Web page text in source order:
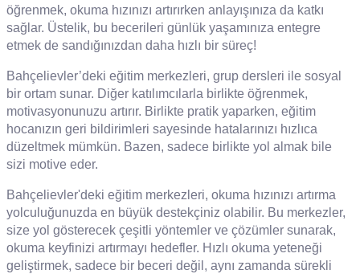
öğrenmek, okuma hızınızı artırırken anlayışınıza da katkı
sağlar. Üstelik, bu becerileri günlük yaşamınıza entegre
etmek de sandığınızdan daha hızlı bir süreç!
Bahçelievler’deki eğitim merkezleri, grup dersleri ile sosyal
bir ortam sunar. Diğer katılımcılarla birlikte öğrenmek,
motivasyonunuzu artırır. Birlikte pratik yaparken, eğitim
hocanızın geri bildirimleri sayesinde hatalarınızı hızlıca
düzeltmek mümkün. Bazen, sadece birlikte yol almak bile
sizi motive eder.
Bahçelievler'deki eğitim merkezleri, okuma hızınızı artırma
yolculuğunuzda en büyük destekçiniz olabilir. Bu merkezler,
size yol gösterecek çeşitli yöntemler ve çözümler sunarak,
okuma keyfinizi artırmayı hedefler. Hızlı okuma yeteneği
geliştirmek, sadece bir beceri değil, aynı zamanda sürekli